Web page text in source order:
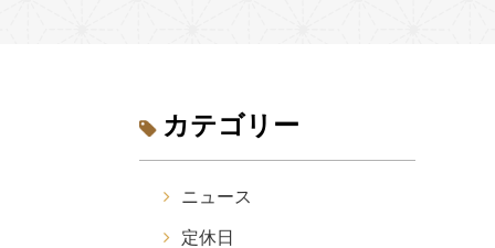
カテゴリー
ニュース
定休日